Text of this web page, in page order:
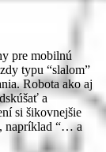
pre mobilnú
typu “slalom”
Robota ako aj
a
si šikovnejšie
napríklad “… a